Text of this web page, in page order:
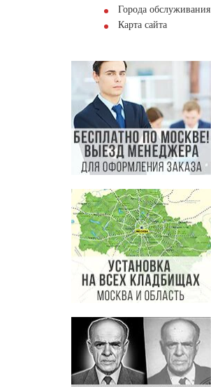
Города обслуживания
Карта сайта